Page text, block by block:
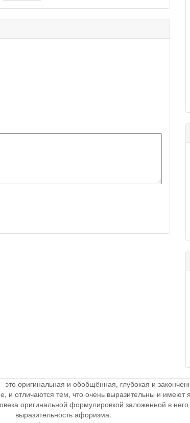
оригинальная и обобщённая, глубокая и
и отличаются тем, что очень выразительны и
оригинальной формулировкой заложенной в
выразительность афоризма.